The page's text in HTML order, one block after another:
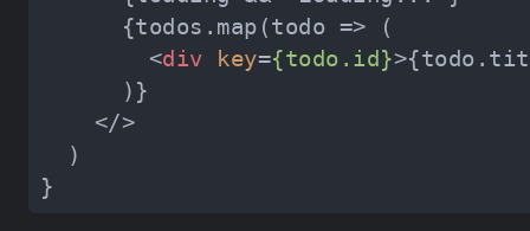
<div key={todo.id}>
</>